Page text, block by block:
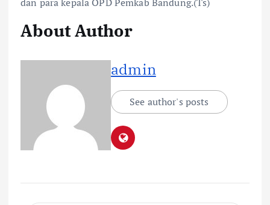
dan para kepala OPD Pemkab Bandung.(Ts)
About Author
admin
See author's posts